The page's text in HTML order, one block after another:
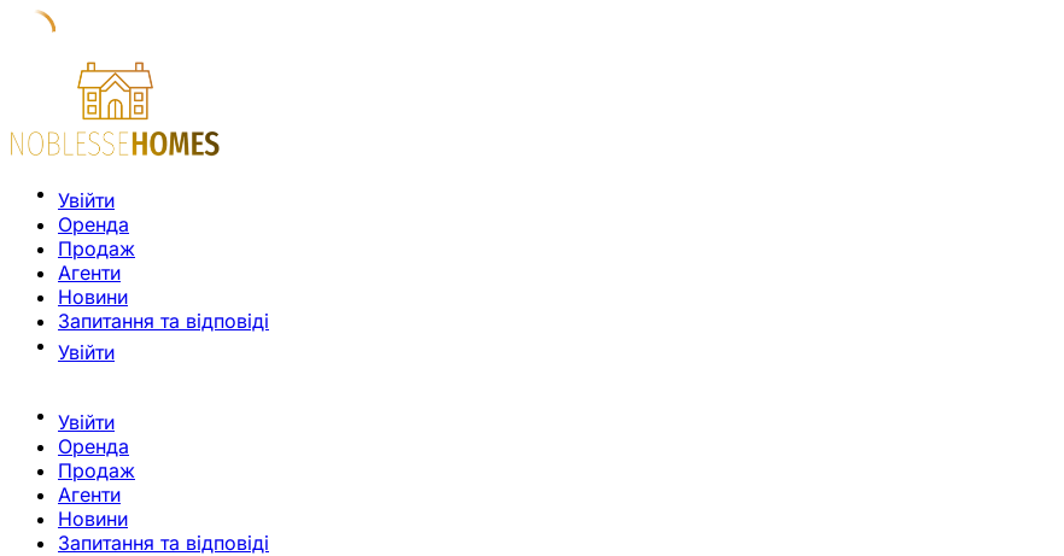
Увійти
Оренда
Продаж
Агенти
Новини
Запитання та відповіді
Увійти
Увійти
Оренда
Продаж
Агенти
Новини
Запитання та відповіді